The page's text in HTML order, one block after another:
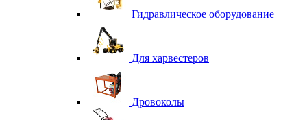
Гидравлическое оборудование
Для харвестеров
Дровоколы